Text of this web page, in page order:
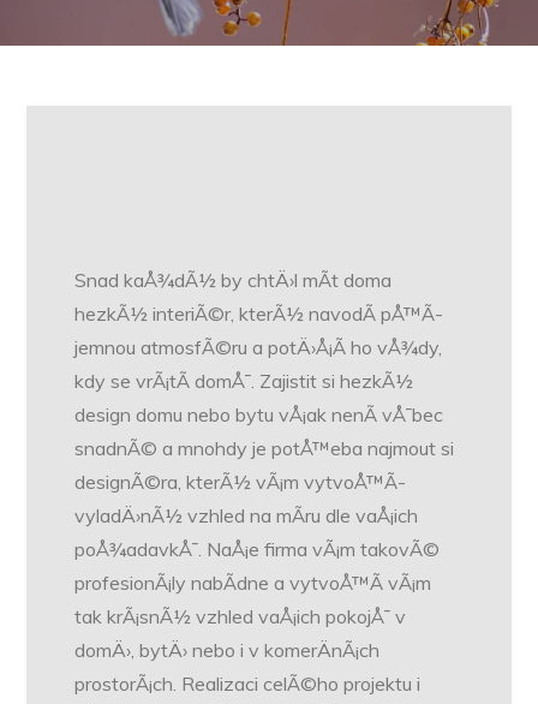
Snad kaÅ¾dÃ½ by chtÄ›l mÃ­t doma
hezkÃ½ interiÃ©r, kterÃ½ navodÃ­ pÅ™Ã­
jemnou atmosfÃ©ru a potÄ›Å¡Ã­ ho vÅ¾dy,
kdy se vrÃ¡tÃ­ domÅ¯. Zajistit si hezkÃ½
design domu nebo bytu vÅ¡ak nenÃ­ vÅ¯bec
snadnÃ© a mnohdy je potÅ™eba najmout si
designÃ©ra, kterÃ½ vÃ¡m vytvoÅ™Ã­
vyladÄ›nÃ½ vzhled na mÃ­ru dle vaÅ¡ich
poÅ¾adavkÅ¯. NaÅ¡e firma vÃ¡m takovÃ©
profesionÃ¡ly nabÃ­dne a vytvoÅ™Ã­ vÃ¡m
tak krÃ¡snÃ½ vzhled vaÅ¡ich pokojÅ¯ v
domÄ›, bytÄ› nebo i v komerÄnÃ¡ch
prostorÃ¡ch. Realizaci celÃ©ho projektu i